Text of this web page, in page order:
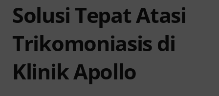
Solusi Tepat Atasi
Trikomoniasis di
Klinik Apollo